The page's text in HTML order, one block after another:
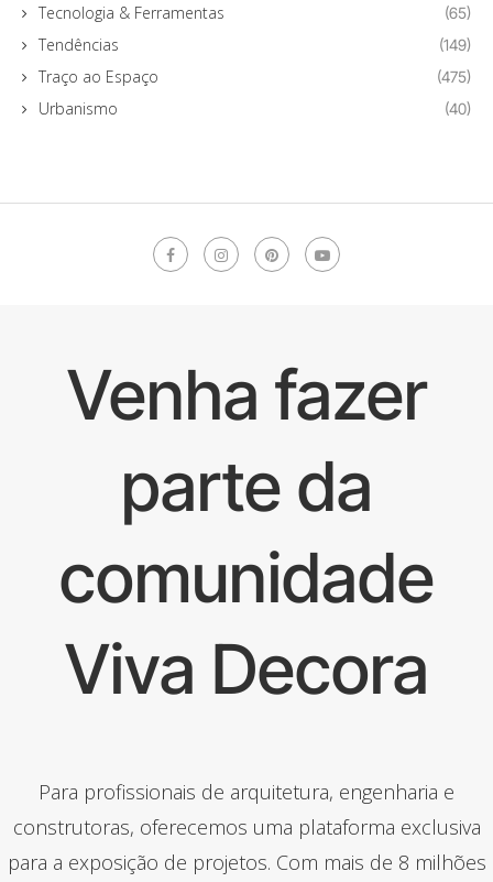
Tecnologia & Ferramentas (65)
Tendências (149)
Traço ao Espaço (475)
Urbanismo (40)
Venha fazer
parte da
comunidade
Viva Decora
Para profissionais de arquitetura, engenharia e
construtoras, oferecemos uma plataforma exclusiva
para a exposição de projetos. Com mais de 8 milhões